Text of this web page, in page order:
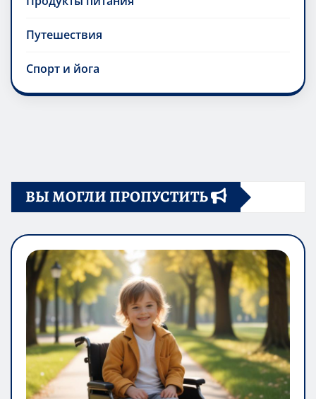
Путешествия
Спорт и йога
ВЫ МОГЛИ ПРОПУСТИТЬ